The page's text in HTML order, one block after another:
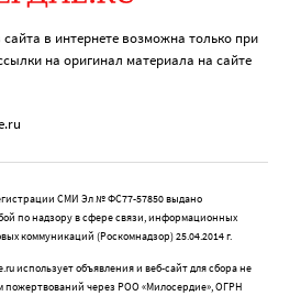
в интернете возможна только при
на оригинал материала на сайте
СМИ Эл № ФС77-57850 выдано
по надзору в сфере связи, информационных
коммуникаций (Роскомнадзор) 25.04.2014 г.
использует объявления и веб-сайт для сбора не
пожертвований через РОО «Милосердие», ОГРН